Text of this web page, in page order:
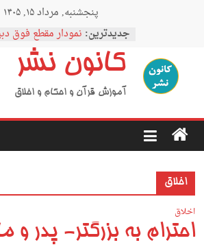
پنجشنبه, مرداد ۱۵, ۱۴۰۵
جدیدترین: نمودار مقطع فوق
اردوی نیمه رمضان
اردوی نیمه شعبان
اردوی غدیر
اردوی محرم
کانون نشر
آموزش قرآن و احکام و اخلاق
اخلاق
اخلاق
احترام به بزرگتر- پدر و